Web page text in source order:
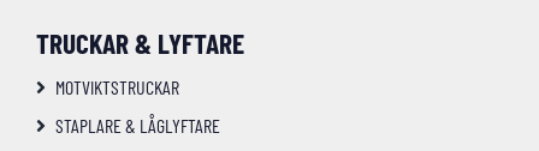
TRUCKAR & LYFTARE
MOTVIKTSTRUCKAR
STAPLARE & LÅGLYFTARE